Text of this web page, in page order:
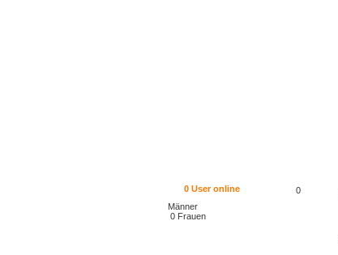
0User online
0
Männer
0 Frauen